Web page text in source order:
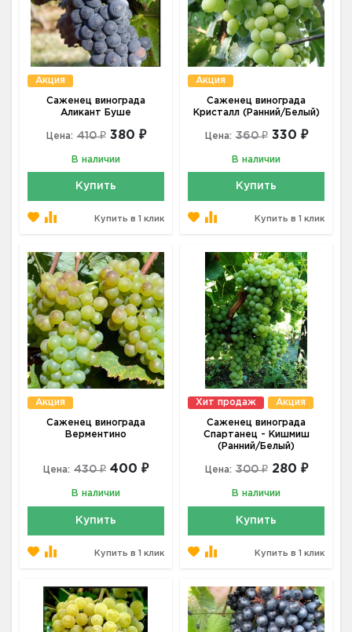
Акция
Саженец винограда
Аликант Буше
Цена: 410 ₽ 380 ₽
В наличии
Купить
Купить в 1 клик
Акция
Саженец винограда
Кристалл (Ранний/Белый)
Цена: 360 ₽ 330 ₽
В наличии
Купить
Купить в 1 клик
Акция
Саженец винограда
Верментино
Цена: 430 ₽ 400 ₽
В наличии
Купить
Купить в 1 клик
Хит продаж Акция
Саженец винограда
Спартанец - Кишмиш
(Ранний/Белый)
Цена: 300 ₽ 280 ₽
В наличии
Купить
Купить в 1 клик